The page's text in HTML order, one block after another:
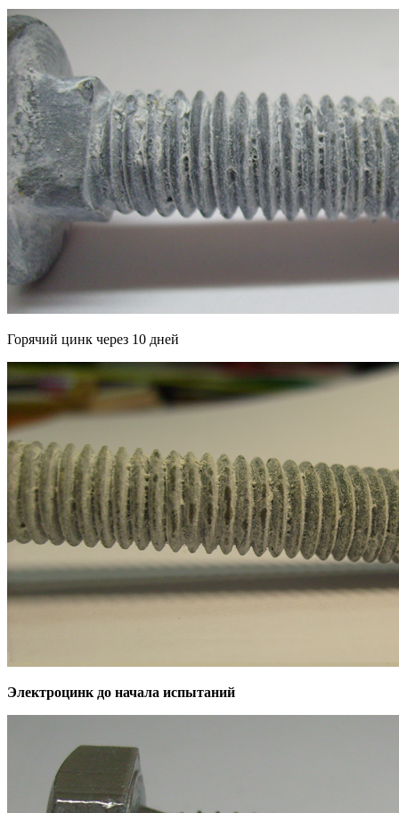
Горячий цинк через 10 дней
Электроцинк до начала испытаний